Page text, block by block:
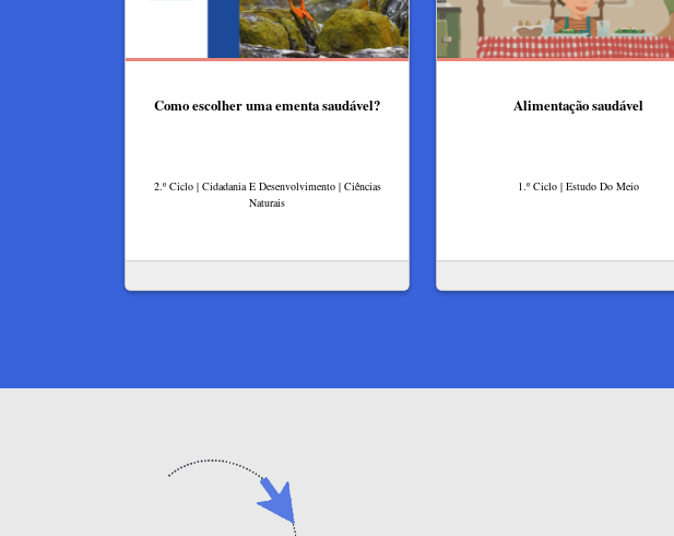
Como escolher uma ementa saudável?
2.º Ciclo | Cidadania E Desenvolvimento | Ciências
Naturais
Alimentação saudável
1.º Ciclo | Estudo Do Meio